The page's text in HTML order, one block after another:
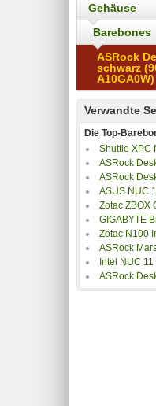
Gehäuse
Barebones
ASRock
schwarz
A10GA0W)
Verwandte
Die Top-
Shuttle XPC Nano PC
ASRock
ASRock
ASUS NUC
Zotac ZBOX
GIGABYTE
Zotac N100 Intel
ASRock Mars
Intel NUC 11 Extreme
ASRock